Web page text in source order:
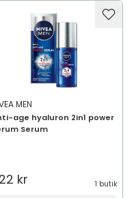
MEN
age hyaluron 2in1 power
Serum
kr 1 butik